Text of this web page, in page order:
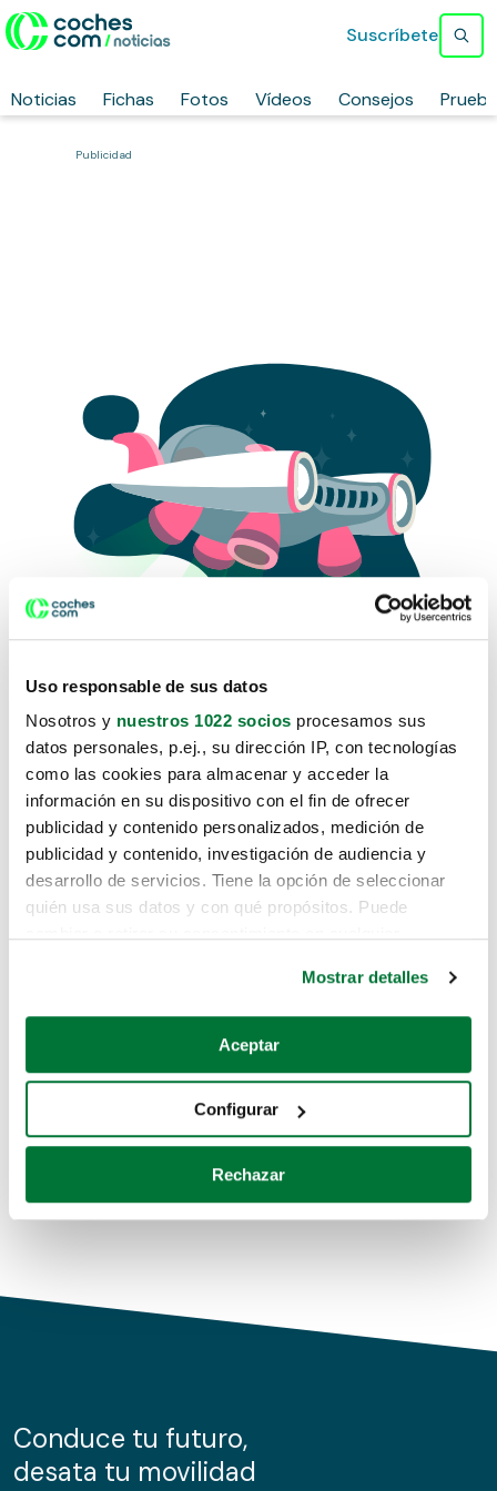
Uso responsable de sus datos
Nosotros y nuestros 1022 socios procesamos sus
datos personales, p.ej., su dirección IP, con tecnologías
como las cookies para almacenar y acceder la
información en su dispositivo con el fin de ofrecer
publicidad y contenido personalizados, medición de
publicidad y contenido, investigación de audiencia y
desarrollo de servicios. Tiene la opción de seleccionar
quién usa sus datos y con qué propósitos. Puede
Si lo permite, también quisiéramos:
Recopilar información sobre su ubicación geográfica
Identificar su dispositivo analizándolo activamente
para buscar características específicas (huellas
Obtenga más información sobre cómo se procesan sus
de cookies.
información sobre el uso que haga del sitio web con
nuestros partners de redes sociales, publicidad y análisis
Mostrar detalles
Aceptar
Configurar
Rechazar
Noticias Fichas Fotos Vídeos Consejos
Suscríbete
Publicidad
Lo sentimos, no sabemos como
te hemos traido hasta aquí.
Pero puedes encontrar el coche que estás
buscando en alguno de estos enlaces:
Coches de segunda mano
Coches de km0
Conduce tu futuro,
desata tu movilidad